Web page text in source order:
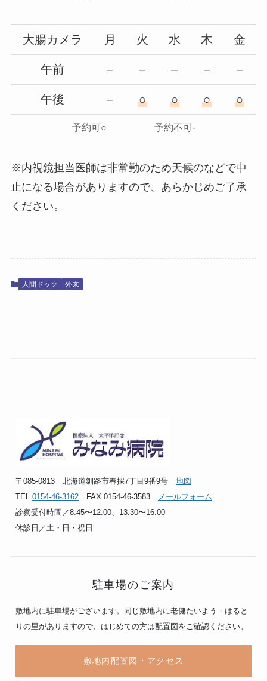
大腸カメラ 月 火 水 木 金
午前 – – – – –
午後 – ○ ○ ○ ○
予約可○ 予約不可-
※内視鏡担当医師は非常勤のため天候のなどで中
止になる場合がありますので、あらかじめご了承
ください。
人間ドック 外来
〒085-0813 北海道釧路市春採7丁目9番9号 地図
TEL 0154-46-3162FAX 0154-46-3583
メールフォーム
診察受付時間／8:45〜12:00、13:30〜16:00
休診日／土・日・祝日
駐車場のご案内
敷地内に駐車場がございます。同じ敷地内に老健たいよう・はると
りの里がありますので、はじめての方は配置図をご確認ください。
敷地内配置図・アクセス